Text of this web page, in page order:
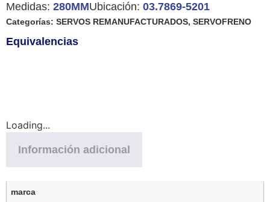
Medidas: 280MMUbicación: 03.7869-5201
Categorías: SERVOS REMANUFACTURADOS, SERVOFRENO
Equivalencias
Loading...
Información adicional
marca